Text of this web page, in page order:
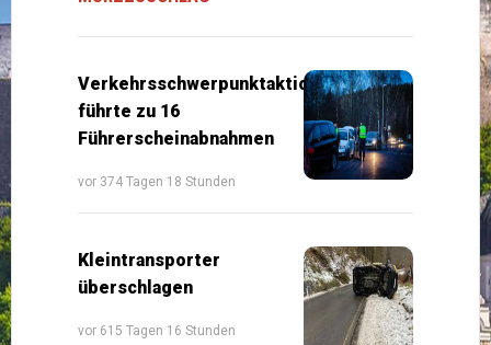
Verkehrsschwerpunktaktion
führte zu 16
Führerscheinabnahmen
vor 374 Tagen 18 Stunden
Kleintransporter
überschlagen
vor 615 Tagen 16 Stunden